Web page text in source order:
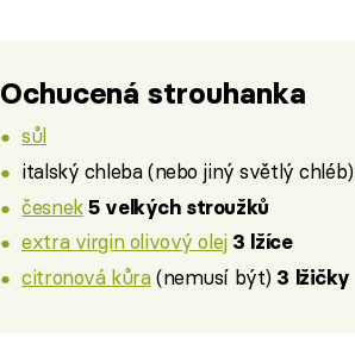
Ochucená strouhanka
sůl
italský chleba (nebo jiný světlý chléb)
česnek 5 velkých stroužků
extra virgin olivový olej 3 lžíce
citronová kůra(nemusí být) 3 lžičky